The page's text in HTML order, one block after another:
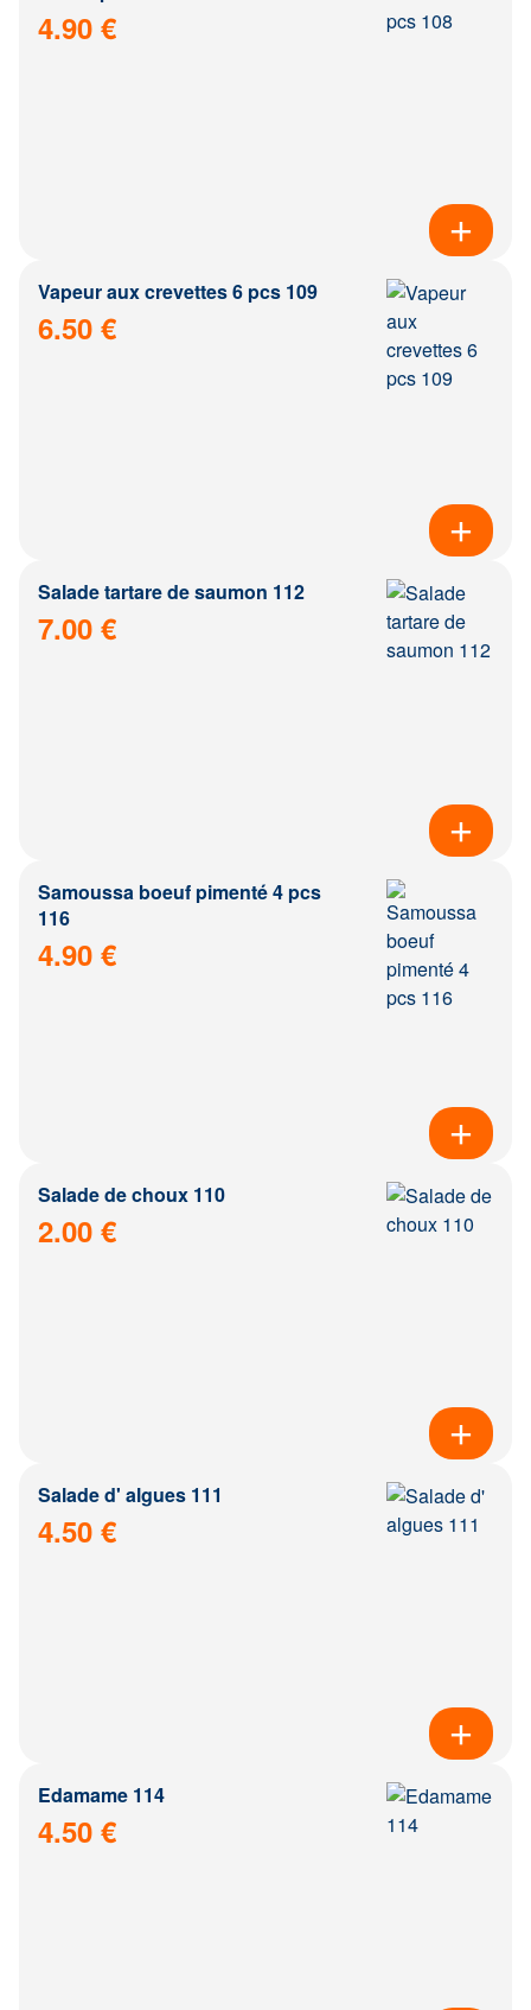
4.90 €
Vapeur aux crevettes 6 pcs 109
6.50 €
Salade tartare de saumon 112
7.00 €
Samoussa boeuf pimenté 4 pcs
116
4.90 €
Salade de choux 110
2.00 €
Salade d' algues 111
4.50 €
Edamame 114
4.50 €